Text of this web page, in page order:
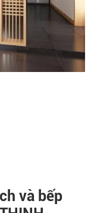
và bếp